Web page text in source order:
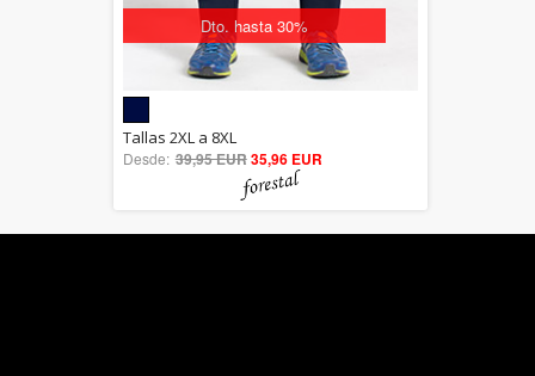
Dto. hasta 30%
5.00
out of 5
Tallas 2XL a 8XL
Desde: 39,95 EUR35,96 EUR